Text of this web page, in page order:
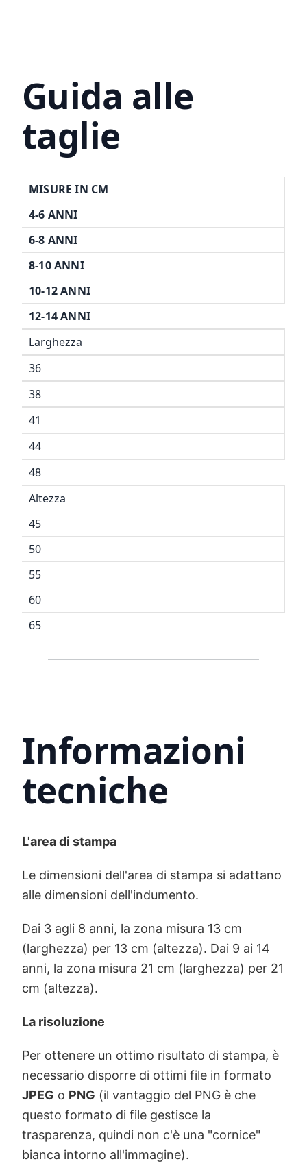
Guida alle
taglie
MISURE IN CM
4-6 ANNI
6-8 ANNI
8-10 ANNI
10-12 ANNI
12-14 ANNI
Larghezza
36
38
41
44
48
Altezza
45
50
55
60
65
Informazioni
tecniche
L'area di stampa
Le dimensioni dell'area di stampa si adattano
alle dimensioni dell'indumento.
Dai 3 agli 8 anni, la zona misura 13 cm
(larghezza) per 13 cm (altezza). Dai 9 ai 14
anni, la zona misura 21 cm (larghezza) per 21
cm (altezza).
La risoluzione
Per ottenere un ottimo risultato di stampa, è
necessario disporre di ottimi file in formato
JPEG o PNG (il vantaggio del PNG è che
questo formato di file gestisce la
trasparenza, quindi non c'è una "cornice"
bianca intorno all'immagine).